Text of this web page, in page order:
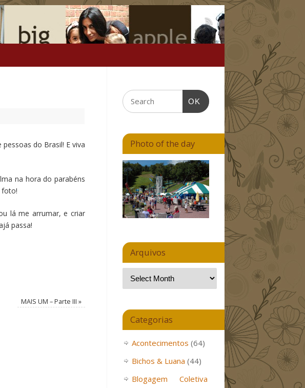
do Brasil! E viva
na hora do parabéns
foto!
lá me arrumar, e criar
passa!
MAIS UM – Parte III »
OK
Photo of the day
Arquivos
Categorias
Acontecimentos (64)
Bichos & Luana (44)
Blogagem Coletiva